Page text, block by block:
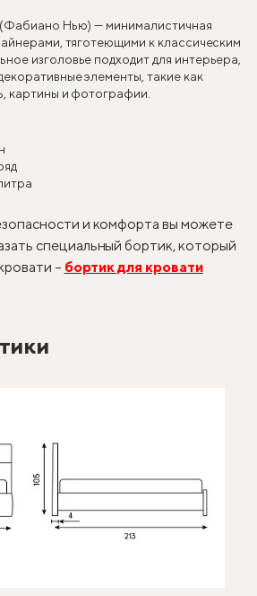
Нью) — минималистичная
тяготеющими к классическим
изголовье подходит для интерьера,
элементы, такие как
картины и фотографии.
и комфорта вы можете
специальный бортик, который
– бортик для кровати